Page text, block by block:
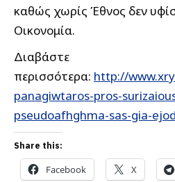
καθώς χωρίς Έθνος δεν
Οικονομία.
Διαβάστε
περισσότερα: http://
panagiwtaros-pros-
pseudoafhghma-sas-gia-
Share this:
Facebook X